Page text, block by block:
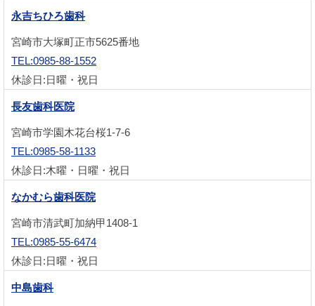
永吉ちひろ歯科
宮崎市大塚町正市5625番地
TEL:0985-88-1552
休診日:日曜・祝日
長友歯科医院
宮崎市学園木花台桜1-7-6
TEL:0985-58-1133
休診日:木曜・日曜・祝日
なかむら歯科医院
宮崎市清武町加納甲1408-1
TEL:0985-55-6474
休診日:日曜・祝日
中島歯科